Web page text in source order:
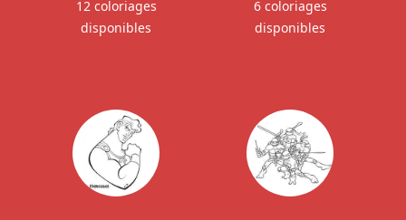
12 coloriages
disponibles
6 coloriages
disponibles